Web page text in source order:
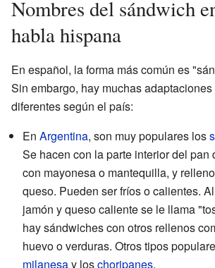
Nombres del sándwich
habla hispana
En español, la forma más común es
Sin embargo, hay muchas
diferentes según el país:
En Argentina, son muy populares los
Se hacen con la parte interior del pan
con mayonesa o mantequilla, y
queso. Pueden ser fríos o calientes.
jamón y queso caliente se le llama
hay sándwiches con otros rellenos
huevo o verduras. Otros tipos
milanesay loschoripanes.